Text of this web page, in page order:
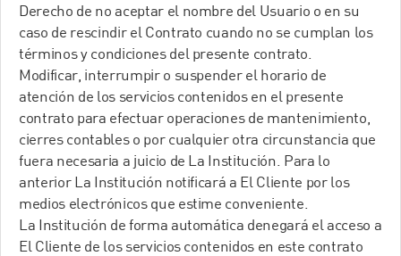
Derecho de no aceptar el nombre del Usuario o en su
caso de rescindir el Contrato cuando no se cumplan los
términos y condiciones del presente contrato.
Modificar, interrumpir o suspender el horario de
atención de los servicios contenidos en el presente
contrato para efectuar operaciones de mantenimiento,
cierres contables o por cualquier otra circunstancia que
fuera necesaria a juicio de La Institución. Para lo
anterior La Institución notificará a El Cliente por los
medios electrónicos que estime conveniente.
La Institución de forma automática denegará el acceso a
El Cliente de los servicios contenidos en este contrato